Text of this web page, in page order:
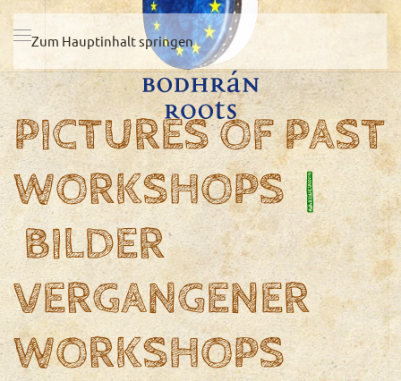
Zum Hauptinhalt springen
PICTURES OF PAST
WORKSHOPS|
BILDER
VERGANGENER
WORKSHOPS